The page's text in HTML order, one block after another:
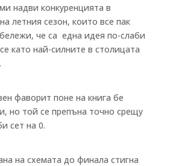
надви конкуренцията в
летния сезон, които все пак
че са една идея по-слаби
като най-силните в столицата
фаворит поне на книга бе
но той се препъна точно срещу
сет на 0.
на схемата до финала стигна